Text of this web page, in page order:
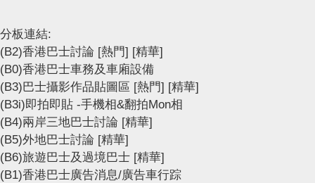
分板連結:
(B2)香港巴士討論 [熱門] [精華]
(B0)香港巴士車務及車廂設備
(B3)巴士攝影作品貼圖區 [熱門] [精華]
(B3i)即拍即貼 -手機相&翻拍Mon相
(B4)兩岸三地巴士討論 [精華]
(B5)外地巴士討論 [精華]
(B6)旅遊巴士及過境巴士 [精華]
(B1)香港巴士廣告消息/廣告車行踪